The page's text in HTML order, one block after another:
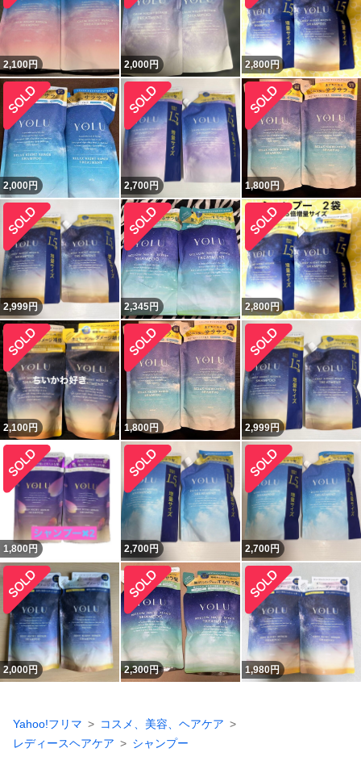
2,100円 2,000円 2,800円
2,000円 2,700円 1,800円
2,999円 2,345円 2,800円
2,100円 1,800円 2,999円
1,800円 2,700円 2,700円
2,000円 2,300円 1,980円
Yahoo!フリマ
コスメ、美容、ヘアケア
レディースヘアケア
シャンプー